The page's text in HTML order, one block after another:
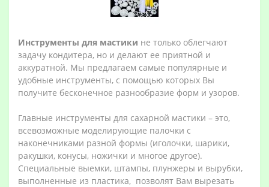
Инструменты для мастики не только облегчают
задачу кондитера, но и делают ее приятной и
аккуратной. Мы предлагаем самые популярные и
удобные инструменты, с помощью которых Вы
получите бесконечное разнообразие форм и узоров.
Главные инструменты для сахарной мастики – это,
всевозможные моделирующие палочки с
наконечниками разной формы (иголочки, шарики,
ракушки, конусы, ножички и многое другое).
Специальные выемки, штампы, плунжеры и вырубки,
выполненные из пластика, позволят Вам вырезать